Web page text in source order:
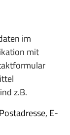
im
mit
z.B.
E-